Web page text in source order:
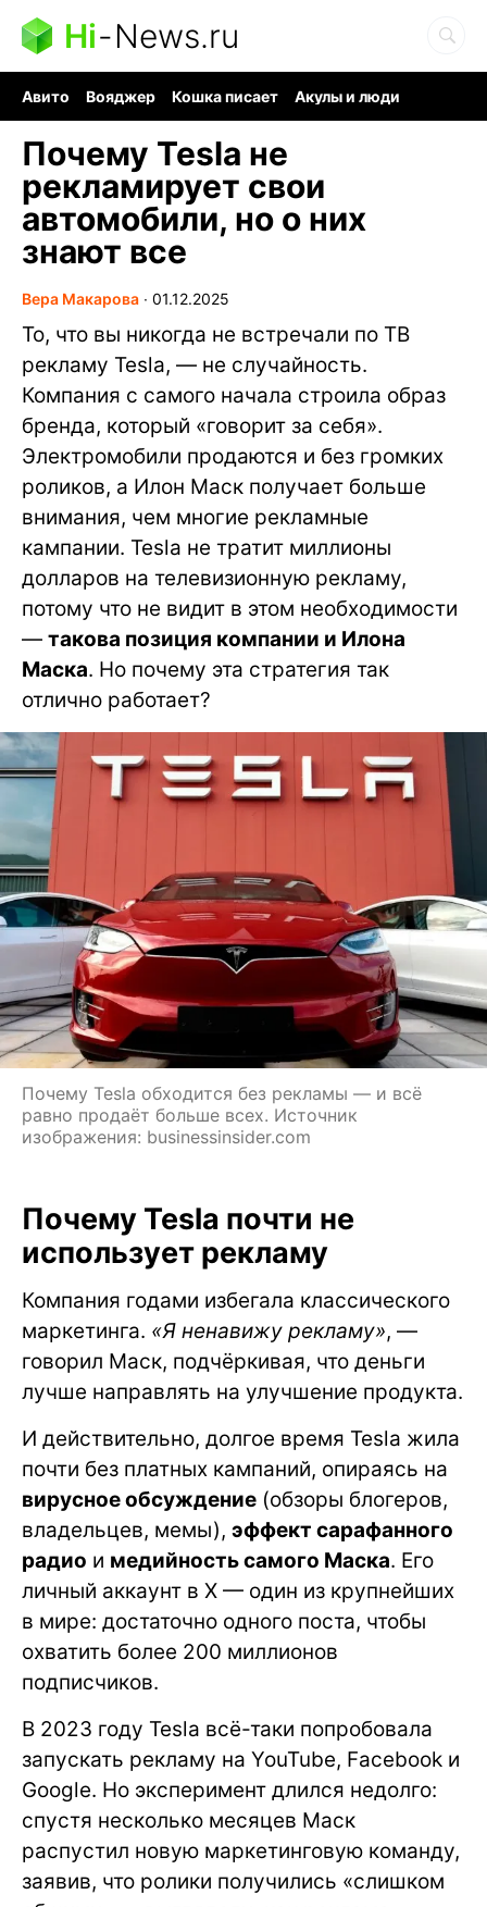
Hi-News.ru
Авито Вояджер Кошка писает
Акулы и люди
Почему Tesla не
рекламирует свои
автомобили, но о них
знают все
Вера Макарова ∙ 01.12.2025
То, что вы никогда не встречали по ТВ
рекламу Tesla, — не случайность.
Компания с самого начала строила образ
бренда, который «говорит за себя».
Электромобили продаются и без громких
роликов, а Илон Маск получает больше
внимания, чем многие рекламные
кампании. Tesla не тратит миллионы
долларов на телевизионную рекламу,
потому что не видит в этом необходимости
— такова позиция компании и Илона
Маска. Но почему эта стратегия так
отлично работает?
Почему Tesla обходится без рекламы — и всё
равно продаёт больше всех. Источник
изображения: businessinsider.com
Почему Tesla почти не
использует рекламу
Компания годами избегала классического
маркетинга. «Я ненавижу рекламу», —
говорил Маск, подчёркивая, что деньги
лучше направлять на улучшение продукта.
И действительно, долгое время Tesla жила
почти без платных кампаний, опираясь на
вирусное обсуждение (обзоры блогеров,
владельцев, мемы), эффект сарафанного
радио и медийность самого Маска. Его
личный аккаунт в X — один из крупнейших
в мире: достаточно одного поста, чтобы
охватить более 200 миллионов
подписчиков.
В 2023 году Tesla всё-таки попробовала
запускать рекламу на YouTube, Facebook и
Google. Но эксперимент длился недолго:
спустя несколько месяцев Маск
распустил новую маркетинговую команду,
заявив, что ролики получились «слишком